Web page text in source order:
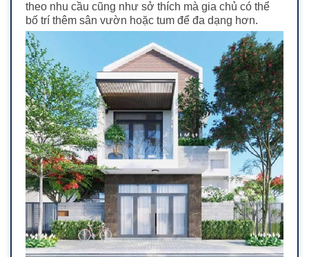
theo nhu cầu cũng như sở thích mà gia chủ có thể
bố trí thêm sân vườn hoặc tum để đa dạng hơn.